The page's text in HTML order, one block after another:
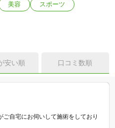
美容
スポーツ
安い順 口コミ数順
自宅にお伺いして施術をしており